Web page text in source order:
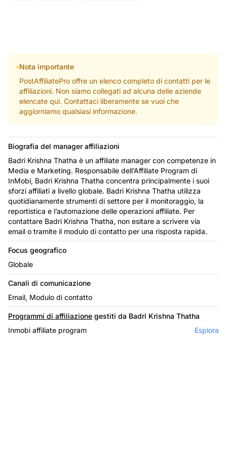
Nota importante
PostAffiliatePro offre un elenco completo di contatti per le
affiliazioni. Non siamo collegati ad alcuna delle aziende
elencate qui. Contattaci liberamente se vuoi che
aggiorniamo qualsiasi informazione.
Biografia del manager affiliazioni
Badri Krishna Thatha è un affiliate manager con competenze in
Media e Marketing. Responsabile dell’Affiliate Program di
InMobi, Badri Krishna Thatha concentra principalmente i suoi
sforzi affiliati a livello globale. Badri Krishna Thatha utilizza
quotidianamente strumenti di settore per il monitoraggio, la
reportistica e l’automazione delle operazioni affiliate. Per
contattare Badri Krishna Thatha, non esitare a scrivere via
email o tramite il modulo di contatto per una risposta rapida.
Focus geografico
Globale
Canali di comunicazione
Email, Modulo di contatto
Programmi di affiliazione gestiti da Badri Krishna Thatha
Inmobi affiliate program
Esplora